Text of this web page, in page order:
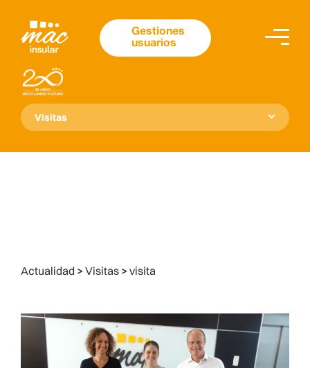
Gestiones
usuarios
Visitas
Actualidad > Visitas > visita